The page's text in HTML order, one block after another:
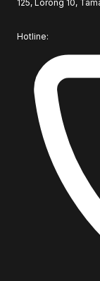
125, Lorong 10,
Hotline: